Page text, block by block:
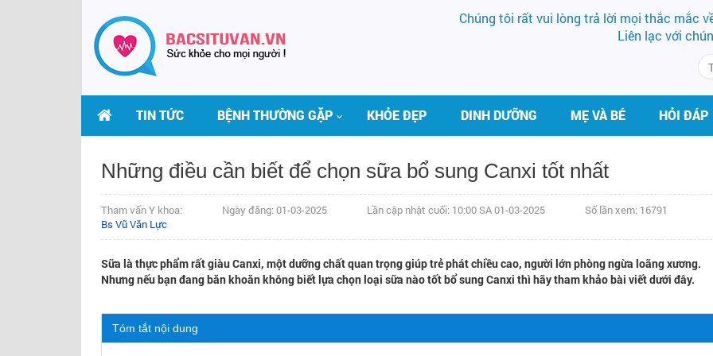
Chúng tôi rất vui lòng trả lời mọi thắc mắc
Liên lạc với
TIN TỨC BỆNH THƯỜNG GẶP KHỎE ĐẸP DINH DƯỠNG MẸ VÀ BÉ HỎI ĐÁP
Những điều cần biết để chọn sữa bổ sung Canxi tốt nhất
Tham vấn Y khoa:
Bs Vũ Văn Lực
Ngày đăng: 01-03-2025 Lần cập nhật cuối: 10:00 SA 01-03-2025 Số lần xem: 16791
​Sữa là thực phẩm rất giàu Canxi, một dưỡng chất quan trọng giúp trẻ phát chiều cao, người lớn phòng ngừa loãng xương.
Nhưng nếu bạn đang băn khoăn không biết lựa chọn loại sữa nào tốt bổ sung Canxi thì hãy tham khảo bài viết dưới đây.
Tóm tắt nội dung
THS.BS LÊ THỊ HẢI BS VŨ VĂN LỰC
BS CK II PHẠM